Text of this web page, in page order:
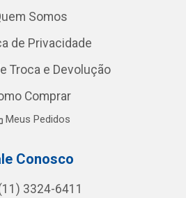
Somos
de Privacidade
Troca e Devolução
Comprar
Meus Pedidos
Conosco
3324-6411